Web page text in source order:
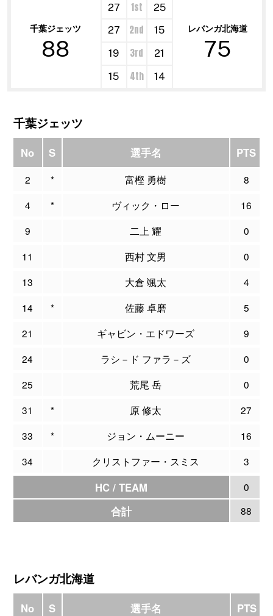
千葉ジェッツ
88
27 1st
25
レバンガ北海道
75
27 2nd
15
19
3rd
21
15
4th 14
千葉ジェッツ
No S 選手名 PTS
2 * 富樫 勇樹
8
4
* ヴィック・ロー
16
9
二上 耀
0
11
西村 文男
0
13
大倉 颯太
4
14
* 佐藤 卓磨
5
21
ギャビン・エドワーズ
9
24
ラシ－ド ファラ－ズ
0
25
荒尾 岳
0
31
* 原 修太
27
33
* ジョン・ムーニー
16
34
クリストファー・スミス 3
HC / TEAM 0
合計 88
レバンガ北海道
No S 選手名 PTS